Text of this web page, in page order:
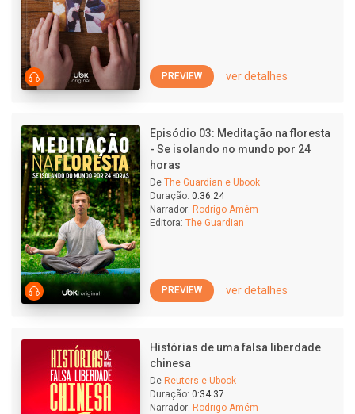
PREVIEW ver detalhes
Episódio 03: Meditação na floresta
- Se isolando no mundo por 24
horas
De The Guardian e Ubook
Duração: 0:36:24
Narrador: Rodrigo Amém
Editora: The Guardian
PREVIEW ver detalhes
Histórias de uma falsa liberdade
chinesa
De Reuters e Ubook
Duração: 0:34:37
Narrador: Rodrigo Amém